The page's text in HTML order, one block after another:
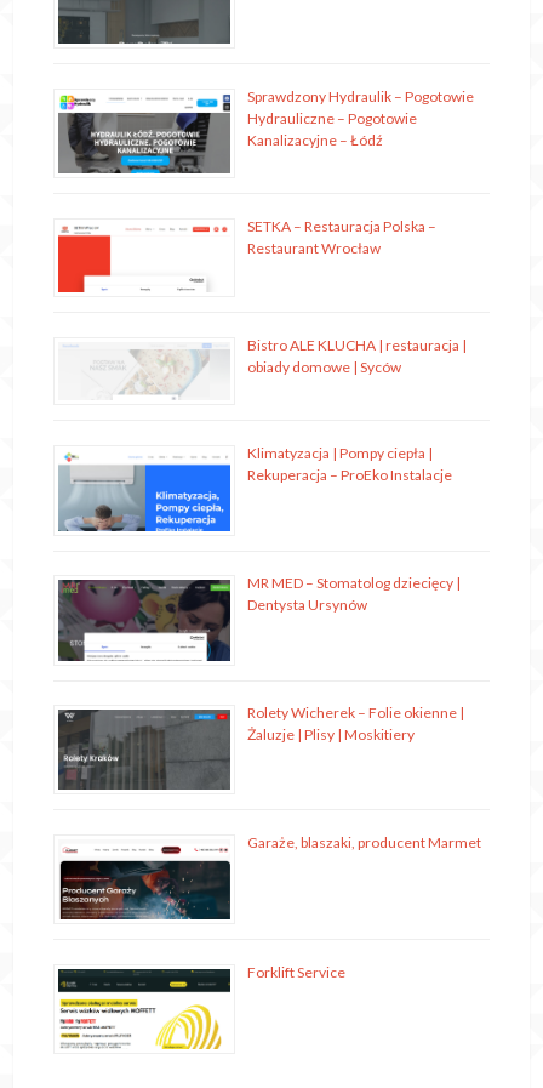
Sprawdzony Hydraulik – Pogotowie
Hydrauliczne – Pogotowie
Kanalizacyjne – Łódź
SETKA – Restauracja Polska –
Restaurant Wrocław
Bistro ALE KLUCHA | restauracja |
obiady domowe | Syców
Klimatyzacja | Pompy ciepła |
Rekuperacja – ProEko Instalacje
MR MED – Stomatolog dziecięcy |
Dentysta Ursynów
Rolety Wicherek – Folie okienne |
Żaluzje | Plisy | Moskitiery
Garaże, blaszaki, producent Marmet
Forklift Service